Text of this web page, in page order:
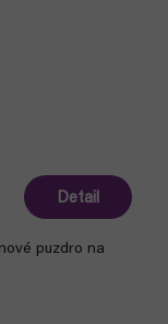
Detail
puzdro na